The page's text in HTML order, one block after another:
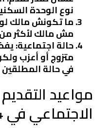
نوع الوحدة
ما تكونش مالك
مش مالك لأكثر
حالة اجتماعية:
متزوج أو أعزب
في حالة المطلقين
مواعيد
الاجتماعي في 2024